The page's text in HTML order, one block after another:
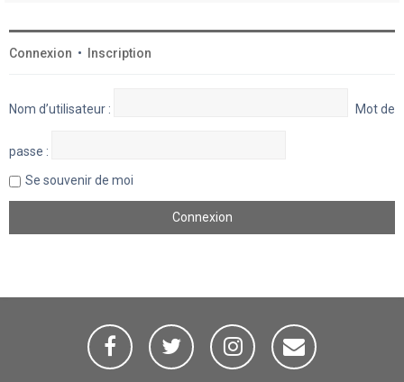
Connexion • Inscription
Nom d’utilisateur : Mot de
passe :
Se souvenir de moi